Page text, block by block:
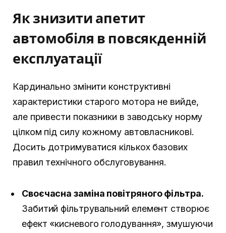
Як знизити апетит
автомобіля в повсякденній
експлуатації
Кардинально змінити конструктивні
характеристики старого мотора не вийде,
але привести показники в заводську норму
цілком під силу кожному автовласникові.
Досить дотримуватися кількох базових
правил технічного обслуговування.
Своєчасна заміна повітряного фільтра.
Забитий фільтрувальний елемент створює
ефект «кисневого голодування», змушуючи